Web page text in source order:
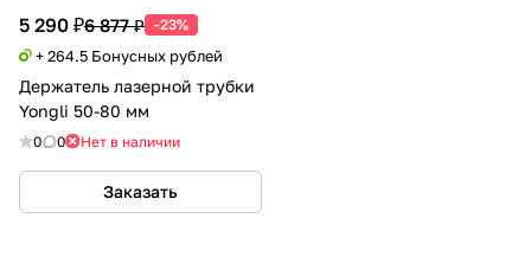
5 290 ₽6 877 ₽ -23%
+ 264.5 Бонусных рублей
Держатель лазерной трубки
Yongli 50-80 мм
0 0 Нет в наличии
Заказать